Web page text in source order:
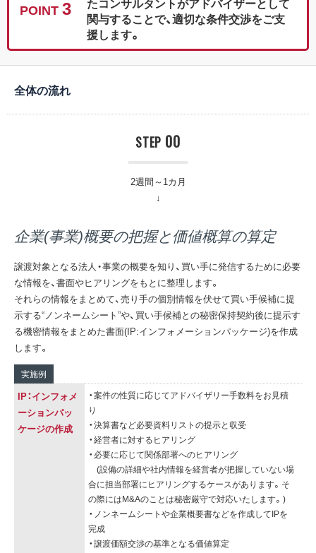
POINT3
関与することで、適切な条件交渉をご支
援します。
全体の流れ
STEP 00
2週間～1カ月
企業(事業)概要の把握と価値概算の算定
譲渡対象となる法人・事業の概要を知り、買い手に発信するために必要
な情報を、書面やヒアリングをもとに整理します。
それらの情報をまとめて、売り手の個別情報を伏せて買い手候補に提
示する“ノンネームシート”や、買い手候補との秘密保持契約後に提示す
る機密情報をまとめた書面(IP:インフォメーションパッケージ)を作成
します。
実施例
IP：インフォメ
ーションパッ
ケージの作成
・案件の性質に応じてアドバイザリー手数料をお見積
り
・決算書など必要資料リストの提示と収受
・経営者に対するヒアリング
・必要に応じて関係部署へのヒアリング
(設備の詳細や社内情報を経営者が把握していない場
合に担当部署にヒアリングするケースがあります。そ
の際にはM&Aのことは秘密厳守で対応いたします。)
・ノンネームシートや企業概要書などを作成してIPを
完成
・譲渡価額交渉の基準となる価値算定